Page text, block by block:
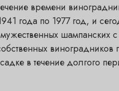
времени
года по 1977 год, и
шампанских
виноградников
в течение долгого